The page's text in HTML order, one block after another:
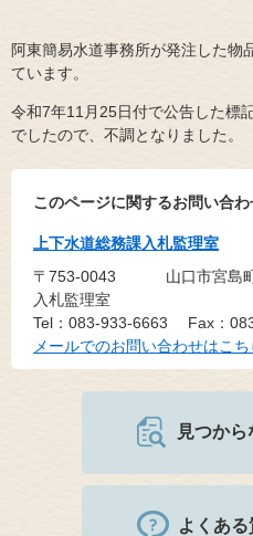
阿東簡易水道事務所が発注した物
ています。
令和7年11月25日付で公告した標
でしたので、不調となりました。
このページに関するお問い合
上下水道総務課入札監理室
〒753-0043
山口市宮島
入札監理室
Tel：083-933-6663
Fax：
メールでのお問い合わせはこち
見つか
よくあ